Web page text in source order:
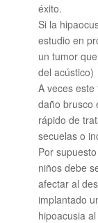
éxito.
Si la
estudio en
un tumor
del acústico)
A veces
daño brusco
rápido de
secuelas o
Por
niños debe
afectar al
implantado
hipoacusia